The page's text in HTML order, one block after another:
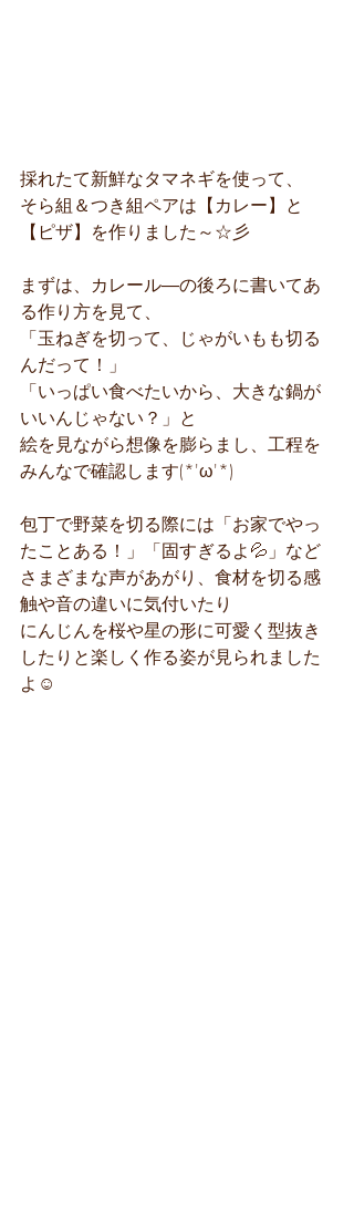
採れたて新鮮なタマネギを使って、
そら組＆つき組ペアは【カレー】と
【ピザ】を作りました～☆彡
まずは、カレール―の後ろに書いてあ
る作り方を見て、
「玉ねぎを切って、じゃがいもも切る
んだって！」
「いっぱい食べたいから、大きな鍋が
いいんじゃない？」と
絵を見ながら想像を膨らまし、工程を
みんなで確認します(*'ω'*)
包丁で野菜を切る際には「お家でやっ
たことある！」「固すぎるよ💦」など
さまざまな声があがり、食材を切る感
触や音の違いに気付いたり
にんじんを桜や星の形に可愛く型抜き
したりと楽しく作る姿が見られました
よ☺